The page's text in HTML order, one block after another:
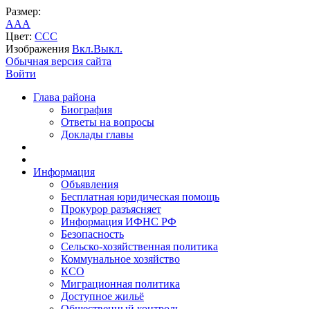
Размер:
AAA
Цвет: CCC
Изображения Вкл.Выкл.
Обычная версия сайта
Войти
Глава района
Биография
Ответы на вопросы
Доклады главы
Информация
Объявления
Бесплатная юридическая помощь
Прокурор разъясняет
Информация ИФНС РФ
Безопасность
Сельско-хозяйственная политика
Коммунальное хозяйство
КСО
Миграционная политика
Доступное жильё